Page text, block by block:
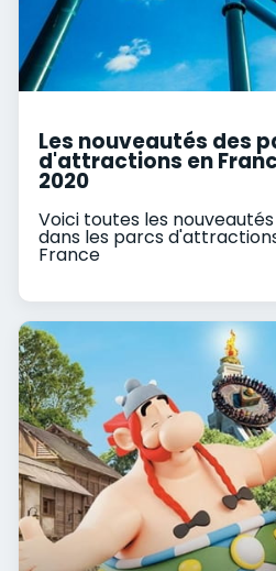
Les nouveautés des
d'attractions en
2020
Voici toutes les
dans les parcs
France